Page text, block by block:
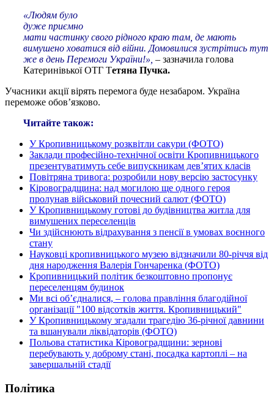
«Людям було
дуже приємно
мати частинку свого рідного краю там, де мають
вимушено ховатися від війни. Домовилися зустрітись тут
же в день Перемоги України!», – зазначила голова
Катеринівької ОТГ Тетяна Пучка.
Учасники акції вірять перемога буде незабаром. Україна
переможе обов’язково.
Читайте також:
У Кропивницькому розквітли сакури (ФОТО)
Заклади професійно-технічної освіти Кропивницького
презентуватимуть себе випускникам дев’ятих класів
Повітряна тривога: розробили нову версію застосунку
Кіровоградщина: над могилою ще одного героя
пролунав військовий почесний салют (ФОТО)
У Кропивницькому готові до будівництва житла для
вимушених переселенців
Чи здійснюють відрахування з пенсії в умовах воєнного
стану
Науковці кропивницького музею відзначили 80-річчя від
дня народження Валерія Гончаренка (ФОТО)
Кропивницький політик безкоштовно пропонує
переселенцям будинок
Ми всі об’єдналися, – голова правління благодійної
організації "100 відсотків життя. Кропивницький"
У Кропивницькому згадали трагедію 36-річної давнини
та вшанували ліквідаторів (ФОТО)
Польова статистика Кіровоградщини: зернові
перебувають у доброму стані, посадка картоплі – на
завершальній стадії
Політика